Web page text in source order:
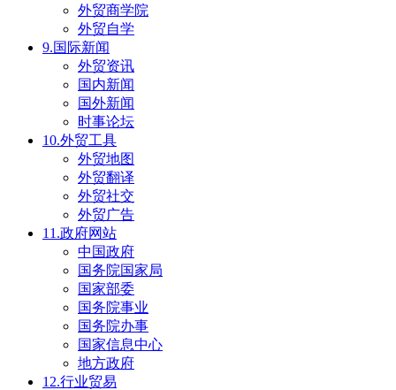
外贸商学院
外贸自学
9.国际新闻
外贸资讯
国内新闻
国外新闻
时事论坛
10.外贸工具
外贸地图
外贸翻译
外贸社交
外贸广告
11.政府网站
中国政府
国务院国家局
国家部委
国务院事业
国务院办事
国家信息中心
地方政府
12.行业贸易